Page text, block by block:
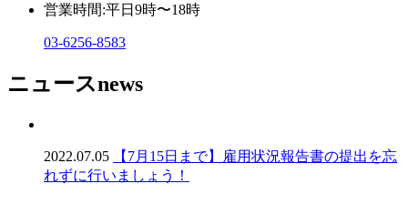
営業時間:平日9時〜18時
03-6256-8583
ニュースnews
2022.07.05
【7月15日まで】雇用状況報告書の提出を忘
れずに行いましょう！